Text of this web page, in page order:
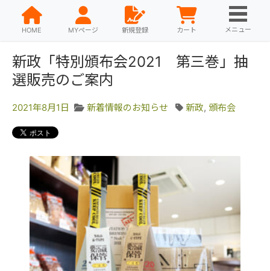
HOME MYページ 新規登録 カート メニュー
新政「特別頒布会2021 第三巻」抽
選販売のご案内
2021年8月1日 新着情報のお知らせ 新政, 頒布会